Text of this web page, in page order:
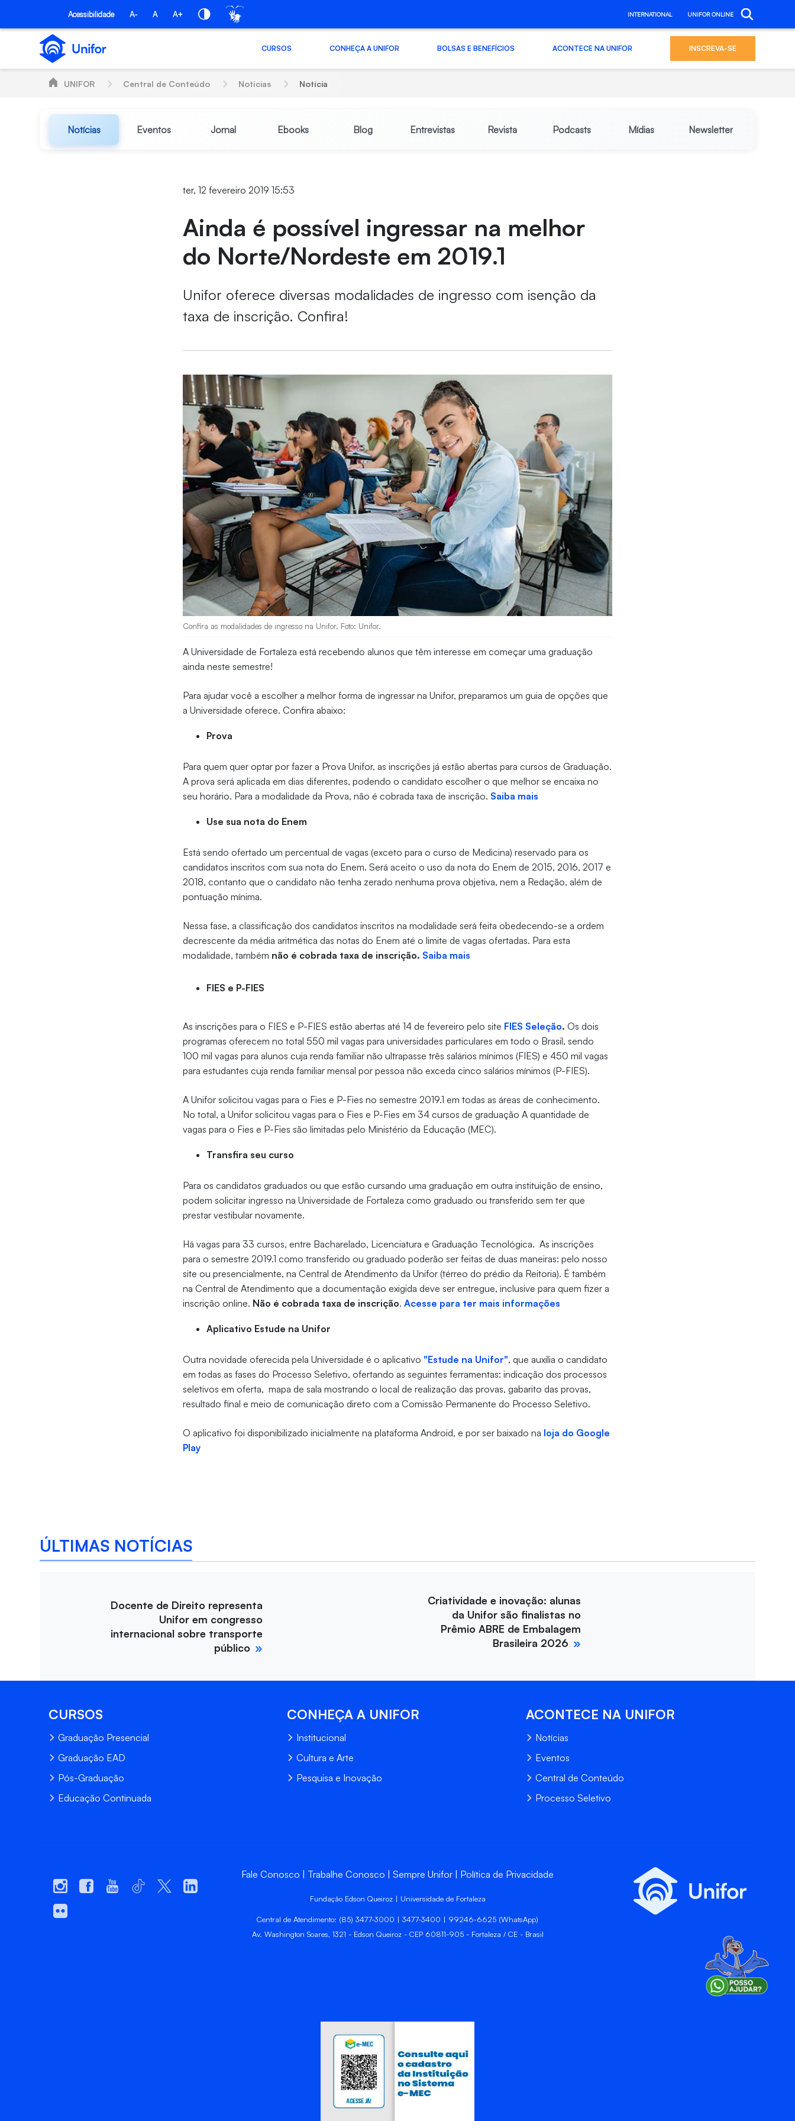
Pular para o Conteúdo principal
Acessibilidade A- A A+ INTERNATIONAL UNIFOR ONLINE
CURSOS CONHEÇA A UNIFOR BOLSAS E BENEFÍCIOS ACONTECE NA UNIFOR INSCREVA-SE
UNIFOR Central de Conteúdo Notícias Notícia
Notícias Eventos Jornal Ebooks Blog Entrevistas Revista Podcasts Mídias Newsletter
ter, 12 fevereiro 2019 15:53
Ainda é possível ingressar na melhor
do Norte/Nordeste em 2019.1
Unifor oferece diversas modalidades de ingresso com isenção da
taxa de inscrição. Confira!
Confira as modalidades de ingresso na Unifor. Foto: Unifor.
A Universidade de Fortaleza está recebendo alunos que têm interesse em começar uma graduação
ainda neste semestre!
Para ajudar você a escolher a melhor forma de ingressar na Unifor, preparamos um guia de opções que
a Universidade oferece. Confira abaixo:
Prova
Para quem quer optar por fazer a Prova Unifor, as inscrições já estão abertas para cursos de Graduação.
A prova será aplicada em dias diferentes, podendo o candidato escolher o que melhor se encaixa no
seu horário. Para a modalidade da Prova, não é cobrada taxa de inscrição. Saiba mais
Use sua nota do Enem
Está sendo ofertado um percentual de vagas (exceto para o curso de Medicina) reservado para os
candidatos inscritos com sua nota do Enem. Será aceito o uso da nota do Enem de 2015, 2016, 2017 e
2018, contanto que o candidato não tenha zerado nenhuma prova objetiva, nem a Redação, além de
pontuação mínima.
Nessa fase, a classificação dos candidatos inscritos na modalidade será feita obedecendo-se a ordem
decrescente da média aritmética das notas do Enem até o limite de vagas ofertadas. Para esta
modalidade, também não é cobrada taxa de inscrição. Saiba mais
FIES e P-FIES
As inscrições para o FIES e P-FIES estão abertas até 14 de fevereiro pelo site FIES Seleção.Os dois
programas oferecem no total 550 mil vagas para universidades particulares em todo o Brasil, sendo
100 mil vagas para alunos cuja renda familiar não ultrapasse três salários mínimos (FIES) e 450 mil vagas
para estudantes cuja renda familiar mensal por pessoa não exceda cinco salários mínimos (P-FIES).
A Unifor solicitou vagas para o Fies e P-Fies no semestre 2019.1 em todas as áreas de conhecimento.
No total, a Unifor solicitou vagas para o Fies e P-Fies em 34 cursos de graduação A quantidade de
vagas para o Fies e P-Fies são limitadas pelo Ministério da Educação (MEC).
Transfira seu curso
Para os candidatos graduados ou que estão cursando uma graduação em outra instituição de ensino,
podem solicitar ingresso na Universidade de Fortaleza como graduado ou transferido sem ter que
prestar vestibular novamente.
Há vagas para 33 cursos, entre Bacharelado, Licenciatura e Graduação Tecnológica.As inscrições
para o semestre 2019.1 como transferido ou graduado poderão ser feitas de duas maneiras: pelo nosso
site ou presencialmente, na Central de Atendimento da Unifor (térreo do prédio da Reitoria). É também
na Central de Atendimento que a documentação exigida deve ser entregue, inclusive para quem fizer a
inscrição online. Não é cobrada taxa de inscrição.Acesse para ter mais informações
Aplicativo Estude na Unifor
Outra novidade oferecida pela Universidade é o aplicativo "Estude na Unifor", que auxilia o candidato
em todas as fases do Processo Seletivo, ofertando as seguintes ferramentas: indicação dos processos
seletivos em oferta, mapa de sala mostrando o local de realização das provas, gabarito das provas,
resultado final e meio de comunicação direto com a Comissão Permanente do Processo Seletivo.
O aplicativo foi disponibilizado inicialmente na plataforma Android, e por ser baixado na loja do Google
Play
ÚLTIMAS NOTÍCIAS
Docente de Direito representa
Unifor em congresso
internacional sobre transporte
público
Criatividade e inovação: alunas
da Unifor são finalistas no
Prêmio ABRE de Embalagem
Brasileira 2026
CURSOS
Graduação Presencial
Graduação EAD
Pós-Graduação
Educação Continuada
CONHEÇA A UNIFOR
Institucional
Cultura e Arte
Pesquisa e Inovação
ACONTECE NA UNIFOR
Notícias
Eventos
Central de Conteúdo
Processo Seletivo
Fale Conosco Trabalhe Conosco Sempre Unifor Política de Privacidade
Fundação Edson Queiroz | Universidade de Fortaleza
Central de Atendimento: (85) 3477-3000 | 3477-3400 | 99246-6625 (WhatsApp)
Av. Washington Soares, 1321 - Edson Queiroz - CEP 60811-905 - Fortaleza / CE - Brasil